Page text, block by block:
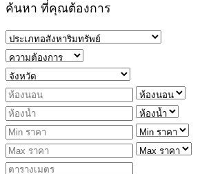
ค้นหา ที่คุณต้องการ